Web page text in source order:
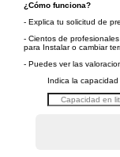
¿Cómo funciona?
- Explica tu solicitud de
- Cientos de
para Instalar o cambiar
- Puedes ver las
Indica la